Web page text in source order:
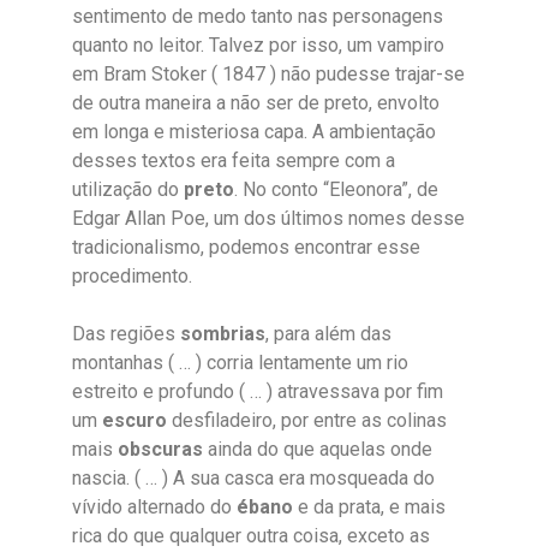
sentimento de medo tanto nas personagens
quanto no leitor. Talvez por isso, um vampiro
em Bram Stoker ( 1847 ) não pudesse trajar-se
de outra maneira a não ser de preto, envolto
em longa e misteriosa capa. A ambientação
desses textos era feita sempre com a
utilização do preto. No conto “Eleonora”, de
Edgar Allan Poe, um dos últimos nomes desse
tradicionalismo, podemos encontrar esse
procedimento.
Das regiões sombrias, para além das
montanhas ( … ) corria lentamente um rio
estreito e profundo ( … ) atravessava por fim
um escuro desfiladeiro, por entre as colinas
mais obscuras ainda do que aquelas onde
nascia. ( … ) A sua casca era mosqueada do
vívido alternado do ébano e da prata, e mais
rica do que qualquer outra coisa, exceto as